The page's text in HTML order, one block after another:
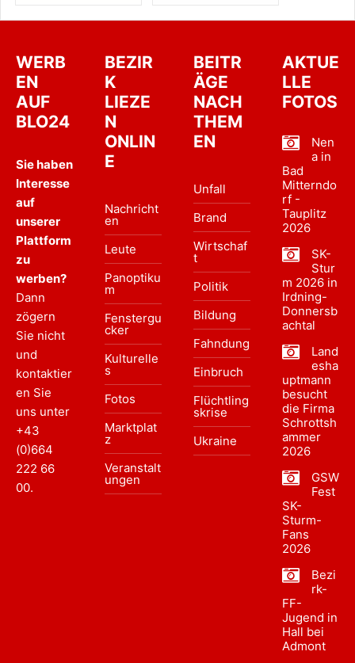
WERB
EN
AUF
BLO24
Sie haben
Interesse
auf
unserer
Plattform
zu
werben?
Dann
zögern
Sie nicht
und
kontaktier
en Sie
uns unter
+43
(0)664
222 66
00.
BEZIR
K
LIEZE
N
ONLIN
E
Nachricht
en
Leute
Panoptiku
m
Fenstergu
cker
Kulturelle
s
Fotos
Marktplat
z
Veranstalt
ungen
BEITR
ÄGE
NACH
THEM
EN
Unfall
Brand
Wirtschaf
t
Politik
Bildung
Fahndung
Einbruch
Flüchtling
skrise
Ukraine
AKTUE
LLE
FOTOS
Nen
a in
Bad
Mitterndo
rf -
Tauplitz
2026
SK-
Stur
m 2026 in
Irdning-
Donnersb
achtal
Land
esha
uptmann
besucht
die Firma
Schrottsh
ammer
2026
GSW
Fest
SK-
Sturm-
Fans
2026
Bezi
rk-
FF-
Jugend in
Hall bei
Admont